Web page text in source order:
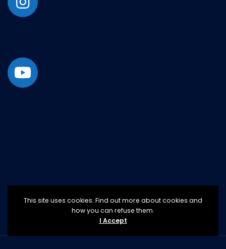
This site uses cookies. Find out more about cookies and
how you can refuse them.
I Accept